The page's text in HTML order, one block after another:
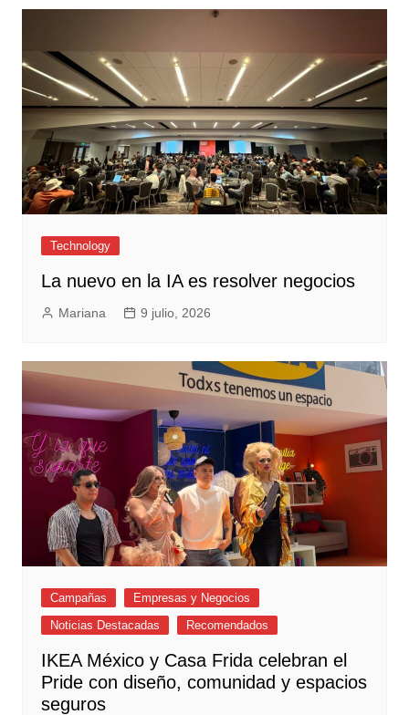
Technology
La nuevo en la IA es resolver negocios
Mariana 9 julio, 2026
Campañas
Empresas y Negocios
Noticias Destacadas
Recomendados
IKEA México y Casa Frida celebran el
Pride con diseño, comunidad y espacios
seguros